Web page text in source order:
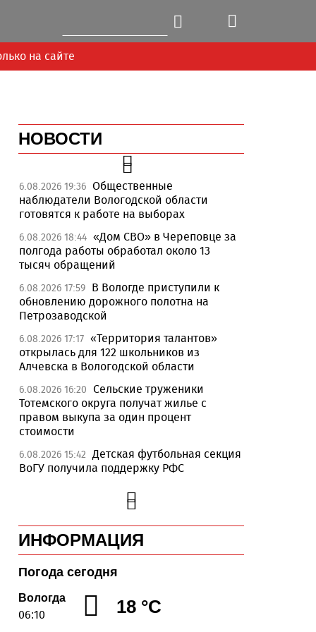
на сайте
НОВОСТИ
6.08.2026 19:36 Общественные
наблюдатели Вологодской области
готовятся к работе на выборах
6.08.2026 18:44 «Дом СВО» в Череповце за
полгода работы обработал около 13
тысяч обращений
6.08.2026 17:59 В Вологде приступили к
обновлению дорожного полотна на
Петрозаводской
6.08.2026 17:17 «Территория талантов»
открылась для 122 школьников из
Алчевска в Вологодской области
6.08.2026 16:20 Сельские труженики
Тотемского округа получат жилье с
правом выкупа за один процент
стоимости
6.08.2026 15:42 Детская футбольная секция
ВоГУ получила поддержку РФС
Уникальный трейл и
силовые шоу приготовили округа
6.08.2026 14:31 Робот Макс на Госуслугах
поможет вологжанам оформить выплату
на первоклассника
6.08.2026 14:00 Вологодская область
подтвердила курс на полное
обеспечение лесовосстановления
ИНФОРМАЦИЯ
Погода сегодня
Вологда
06:10 18 °C